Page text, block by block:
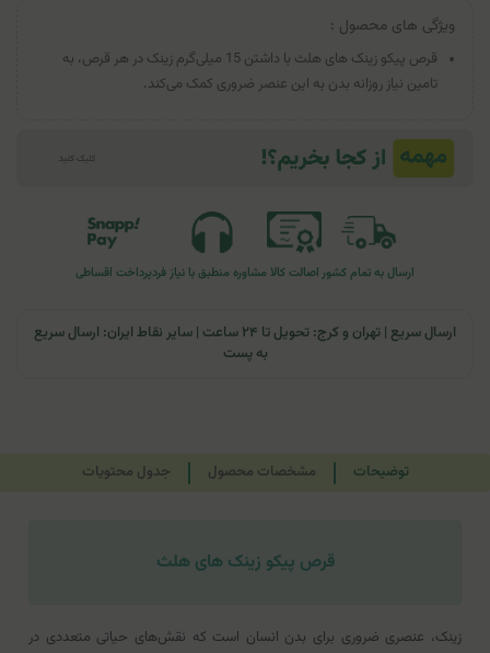
ویژگی های محصول :
قرص پیکو زینک های هلث با داشتن 15 میلی‌گرم زینک در هر قرص، به
تامین نیاز روزانه بدن به این عنصر ضروری کمک می‌کند.
ارسال به تمام کشوراصالت کالا مشاوره منطبق با نیاز فردپرداخت اقساطی
ارسال سریع | تهران و کرج: تحویل تا ۲۴ ساعت | سایر نقاط ایران: ارسال سریع
به پست
توضیحات مشخصات محصول جدول محتویات
قرص پیکو زینک های هلث
زینک، عنصری ضروری برای بدن انسان است که نقش‌های حیاتی متعددی در